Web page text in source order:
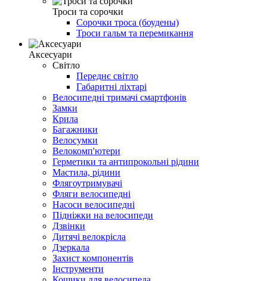
Троси та сорочки
Сорочки троса (боудены)
Троси гальм та перемикання
Аксесуари
Світло
Переднє світло
Габаритні ліхтарі
Велосипедні тримачі смартфонів
Замки
Крила
Багажники
Велосумки
Велокомп'ютери
Герметики та антипрокольні рідини
Мастила, рідини
Флягоутримувачі
Фляги велосипедні
Насоси велосипедні
Підніжки на велосипеди
Дзвінки
Дитячі велокрісла
Дзеркала
Захист компонентів
Інструменти